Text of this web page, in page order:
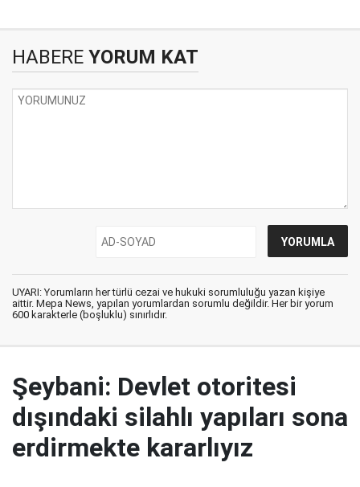
HABERE YORUM KAT
UYARI: Yorumların her türlü cezai ve hukuki sorumluluğu yazan kişiye
aittir. Mepa News, yapılan yorumlardan sorumlu değildir. Her bir yorum
600 karakterle (boşluklu) sınırlıdır.
Şeybani: Devlet otoritesi
dışındaki silahlı yapıları sona
erdirmekte kararlıyız